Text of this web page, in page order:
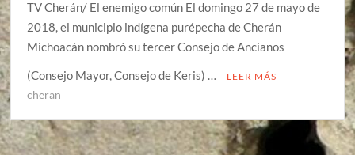
TV Cherán/ El enemigo común El domingo 27 de mayo de
2018, el municipio indígena purépecha de Cherán
Michoacán nombró su tercer Consejo de Ancianos
(Consejo Mayor, Consejo de Keris) …
LEER MÁS
cheran